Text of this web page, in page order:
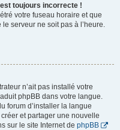
toujours incorrecte !
votre fuseau horaire et que
serveur ne soit pas à l’heure.
n’ait pas installé votre
phpBB dans votre langue.
forum d’installer la langue
et partager une nouvelle
sur le site Internet de phpBB